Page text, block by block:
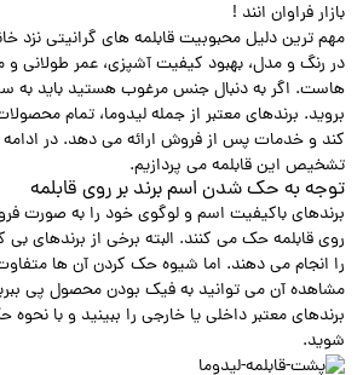
بازار فراوان انند !
مهم ترین دلیل محبوبیت قابلمه های گرانیتی نزد
در رنگ و مدل، بهبود کیفیت آشپزی، عمر طولانی
هاست. اگر به دنبال جنس مرغوب هستید باید به
بروید. برندهای معتبر از جمله لیدوما، تمام
کند و خدمات پس از فروش ارائه می دهد. در
تشخیص این قابلمه می پردازیم.
توجه به حک شدن اسم برند بر روی قابلمه
برندهای باکیفیت اسم و لوگوی خود را به صورت
روی قابلمه حک می کنند. البته برخی از برندهای
را انجام می دهند. اما شیوه حک کردن آن ها
مشاهده آن می توانید به فیک بودن محصول پی
برندهای معتبر داخلی یا خارجی را ببینید و با نحوه
شوید.